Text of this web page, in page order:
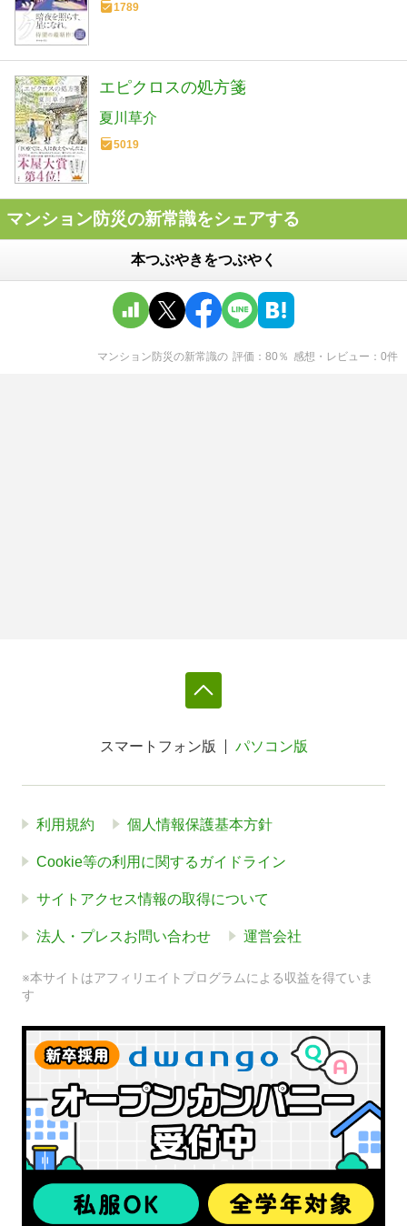
1789
エピクロスの処方箋
夏川草介
5019
マンション防災の新常識をシェアする
本つぶやきをつぶやく
マンション防災の新常識の 評価 80 ％ 感想・レビュー 0件
スマートフォン版 パソコン版
利用規約 個人情報保護基本方針
Cookie等の利用に関するガイドライン
サイトアクセス情報の取得について
法人・プレスお問い合わせ 運営会社
※本サイトはアフィリエイトプログラムによる収益を得ていま
す